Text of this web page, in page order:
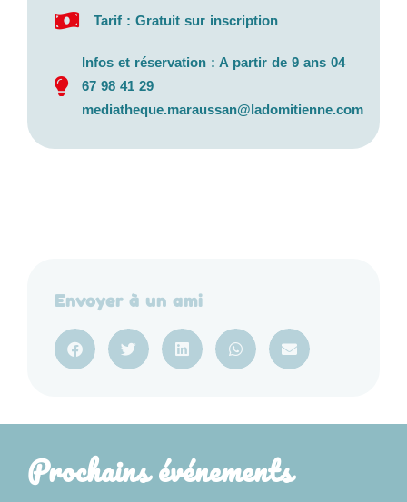
Tarif : Gratuit sur inscription
Infos et réservation : A partir de 9 ans 04
67 98 41 29
mediatheque.maraussan@ladomitienne.com
Envoyer à un ami
Prochains événements